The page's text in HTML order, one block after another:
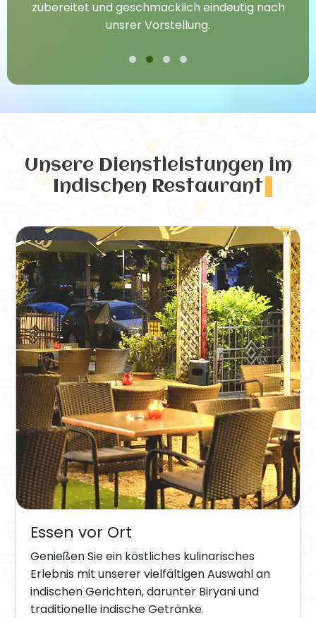
zubereitet und geschmacklich eindeutig nach
unsrer Vorstellung.
Unsere Dienstleistungen im
Indischen Restaurant
Essen vor Ort
Genießen Sie ein köstliches kulinarisches
Erlebnis mit unserer vielfältigen Auswahl an
indischen Gerichten, darunter Biryani und
traditionelle indische Getränke.